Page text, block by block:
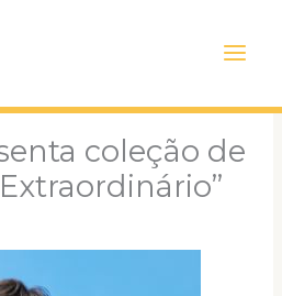
Menu
coleção de